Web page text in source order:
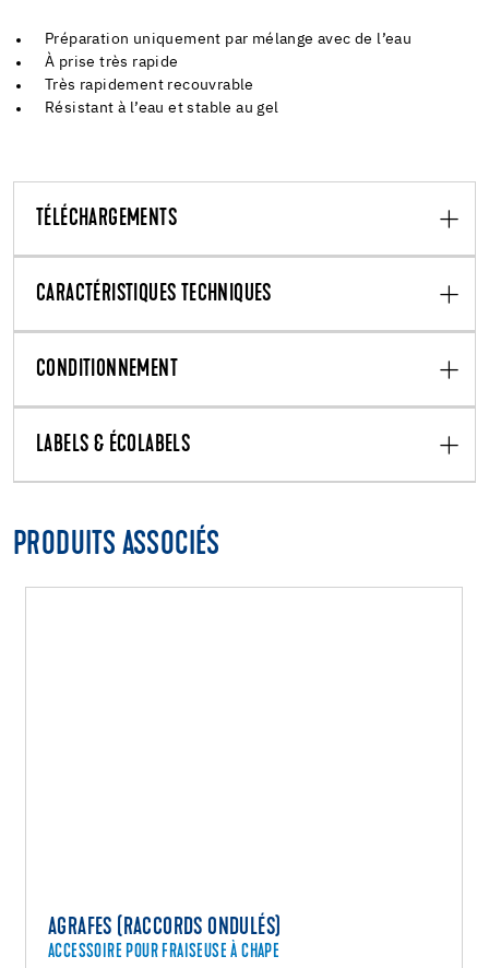
Préparation uniquement par mélange avec de l’eau
À prise très rapide
Très rapidement recouvrable
Résistant à l’eau et stable au gel
TÉLÉCHARGEMENTS
CARACTÉRISTIQUES TECHNIQUES
CONDITIONNEMENT
LABELS & ÉCOLABELS
PRODUITS ASSOCIÉS
AGRAFES (RACCORDS ONDULÉS)
ACCESSOIRE POUR FRAISEUSE À CHAPE